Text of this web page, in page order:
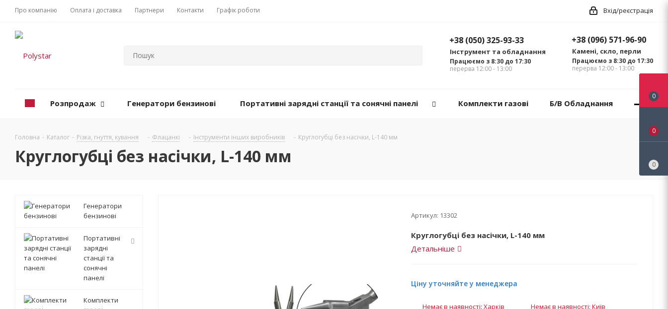
Про компанію Оплата і доставка Партнери Контакти Графік роботи Вхід/реєстрація
+38 (096) 571-96-90
Камені, скло, перли
Працюємо з 8:30 до 17:30
перерва 12:00 - 13:00
+38 (050) 325-93-33
Інструмент та обладнання
Працюємо з 8:30 до 17:30
перерва 12:00 - 13:00
Розпродаж Генератори бензинові Портативні зарядні станції та сонячні панелі Комплекти газові Б/В Обладнання
Головна - Каталог - Різка, гнуття, кування - Флацанкі - Інструменти інших виробників - Круглогубці без насічки, L-140 мм
Круглогубці без насічки, L-140 мм
Артикул: 13302
Круглогубці без насічки, L-140 мм
Детальніше
Ціну уточняйте у менеджера
Немає в наявності: Харків Немає в наявності: Київ
Генератори
бензинові
Портативні
зарядні
станції та
сонячні
панелі
Комплекти
0
0
0